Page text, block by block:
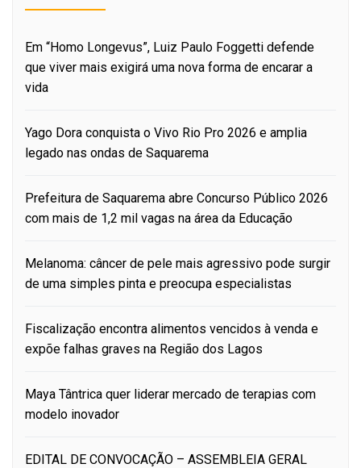
Em “Homo Longevus”, Luiz Paulo Foggetti defende
que viver mais exigirá uma nova forma de encarar a
vida
Yago Dora conquista o Vivo Rio Pro 2026 e amplia
legado nas ondas de Saquarema
Prefeitura de Saquarema abre Concurso Público 2026
com mais de 1,2 mil vagas na área da Educação
Melanoma: câncer de pele mais agressivo pode surgir
de uma simples pinta e preocupa especialistas
Fiscalização encontra alimentos vencidos à venda e
expõe falhas graves na Região dos Lagos
Maya Tântrica quer liderar mercado de terapias com
modelo inovador
EDITAL DE CONVOCAÇÃO – ASSEMBLEIA GERAL